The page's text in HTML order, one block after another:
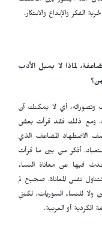
الفكر والإبداع والابتكار.
لماذا لا يميل الأدب
وتصوراته، أي لا يمكنك أن
ومع ذلك فقد قرأت بعض
الاضطهاد المضاعف الذي
أذكر من بين ما قرأت
فيها عن معاناة النساء
نفس المعاناة. صحيح لم
ولا للنساء السوريات، لكنني
الكردية أو العربية.